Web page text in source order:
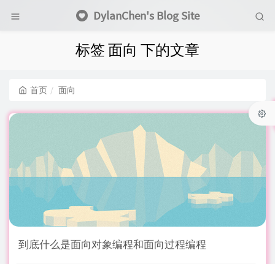
DylanChen's Blog Site
标签 面向 下的文章
首页 面向
到底什么是面向对象编程和面向过程编程